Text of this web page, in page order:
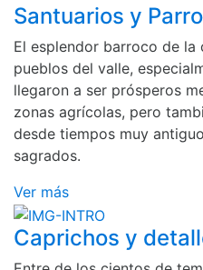
Santuarios y
El esplendor barroco de
pueblos del valle,
llegaron a ser prósperos
zonas agrícolas, pero
desde tiempos muy
sagrados.
Ver más
Caprichos y